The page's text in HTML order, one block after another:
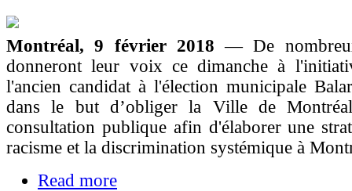
Montréal, 9 février 2018— De
donneront leur voix ce dimanche à
l'ancien candidat à l'élection municipale
dans le but d’obliger la Ville de
consultation publique afin d'élaborer une
racisme et la discrimination systémique à
Read more